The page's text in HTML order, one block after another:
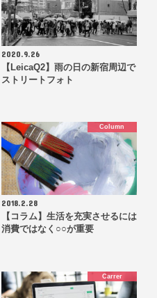
2020.9.26
【LeicaQ2】雨の日の新宿周辺で
ストリートフォト
Column
2018.2.28
【コラム】生活を充実させるには
消費ではなく○○が重要
Carrer